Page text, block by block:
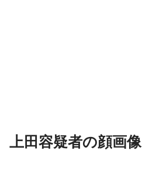
上田容疑者の顔画像